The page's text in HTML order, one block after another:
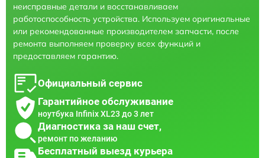
неисправные детали и восстанавливаем
работоспособность устройства. Используем оригинальные
или рекомендованные производителем запчасти, после
ремонта выполняем проверку всех функций и
предоставляем гарантию.
Официальный сервис
Гарантийное обслуживание
ноутбука Infinix XL23 до 3 лет
Диагностика за наш счет,
ремонт по желанию
Бесплатный выезд курьера